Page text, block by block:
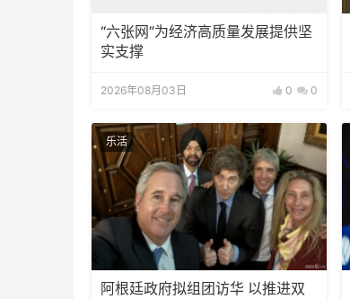
“六张网”为经济高质量发展提供坚
实支撑
2026年08月03日 0 0
乐活
阿根廷政府拟组团访华 以推进双